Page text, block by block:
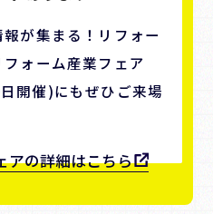
が集まる！リフォー
ォーム産業フェア
開催)にもぜひご来場
アの詳細はこちら